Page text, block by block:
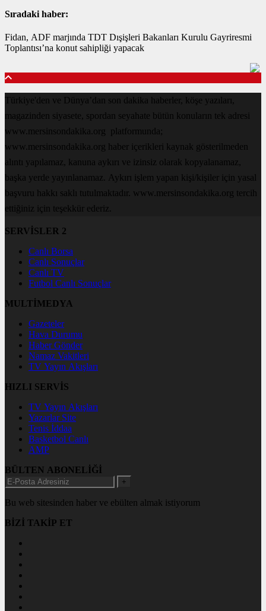
Sıradaki haber:
Fidan, ADF marjında TDT Dışişleri Bakanları Kurulu Gayriresmi
Toplantısı’na konut sahipliği yapacak
Türkiye'den ve Dünya’dan son dakika haberler, köşe yazıları,
magazinden siyasete, spordan seyahate bütün konuların tek adresi
www.mersinsondakika.org platformunda;
www.mersinsondakika.org haber içerikleri kaynak gösterilmeden
alıntı yapılamaz, kanuna aykırı ve izinsiz olarak kopyalanamaz,
başka yerde yayınlanamaz. Aykırı işlem yapan kişi/kişiler için yasal
başvuru hakkı saklı tutulmaktadır. www.mersinsondakika.org tercih
ettiğiniz için teşekkür ederiz.
SERVİSLER 2
Canlı Borsa
Canlı Sonuçlar
Canlı TV
Futbol Canlı Sonuçlar
MULTİMEDYA
Gazeteler
Hava Durumu
Haber Gönder
Namaz Vakitleri
TV Yayın Akışları
HIZLI SERVİS
TV Yayın Akışları
Yazarlar Site
Tenis İddaa
Basketbol Canlı
AMP
BÜLTEN ABONELİĞİ
+
Bu web sitesinden haber ve ebülten almak istiyorum
BİZİ TAKİP ET